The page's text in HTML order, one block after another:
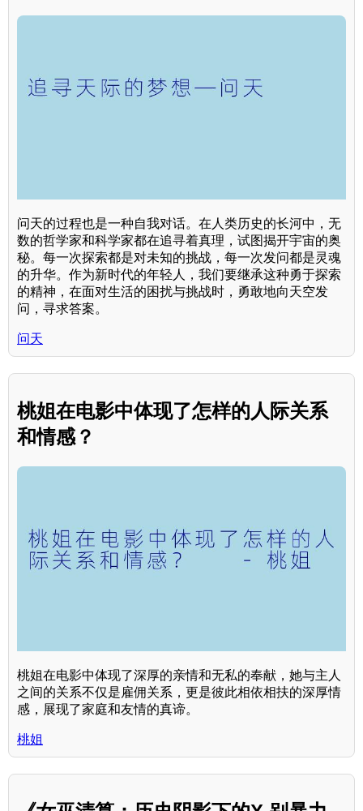
问天的过程也是一种自我对话。在人类历史的长河中，无
数的哲学家和科学家都在追寻着真理，试图揭开宇宙的奥
秘。每一次探索都是对未知的挑战，每一次发问都是灵魂
的升华。作为新时代的年轻人，我们要继承这种勇于探索
的精神，在面对生活的困扰与挑战时，勇敢地向天空发
问，寻求答案。
问天
桃姐在电影中体现了怎样的人际关系
和情感？
桃姐在电影中体现了深厚的亲情和无私的奉献，她与主人
之间的关系不仅是雇佣关系，更是彼此相依相扶的深厚情
感，展现了家庭和友情的真谛。
桃姐